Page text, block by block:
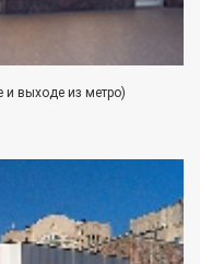
и выходе из метро)